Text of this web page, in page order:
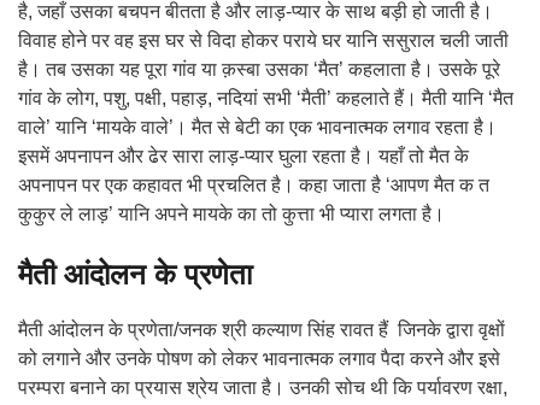
है, जहाँ उसका बचपन बीतता है और लाड़-प्यार के साथ बड़ी हो जाती है।
विवाह होने पर वह इस घर से विदा होकर पराये घर यानि ससुराल चली जाती
है। तब उसका यह पूरा गांव या क़स्बा उसका ‘मैत’ कहलाता है। उसके पूरे
गांव के लोग, पशु, पक्षी, पहाड़, नदियां सभी ‘मैती’ कहलाते हैं। मैती यानि ‘मैत
वाले’ यानि ‘मायके वाले’। मैत से बेटी का एक भावनात्मक लगाव रहता है।
इसमें अपनापन और ढेर सारा लाड़-प्यार घुला रहता है। यहाँ तो मैत के
अपनापन पर एक कहावत भी प्रचलित है। कहा जाता है ‘आपण मैत क त
कुकुर ले लाड़’ यानि अपने मायके का तो कुत्ता भी प्यारा लगता है।
मैती आंदोलन के प्रणेता
मैती आंदोलन के प्रणेता/जनक श्री कल्याण सिंह रावत हैं जिनके द्वारा वृक्षों
को लगाने और उनके पोषण को लेकर भावनात्मक लगाव पैदा करने और इसे
परम्परा बनाने का प्रयास श्रेय जाता है। उनकी सोच थी कि पर्यावरण रक्षा,